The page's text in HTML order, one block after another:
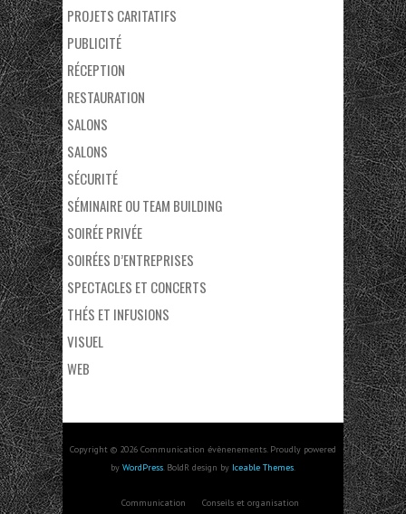
PROJETS CARITATIFS
PUBLICITÉ
RÉCEPTION
RESTAURATION
SALONS
SALONS
SÉCURITÉ
SÉMINAIRE OU TEAM BUILDING
SOIRÉE PRIVÉE
SOIRÉES D’ENTREPRISES
SPECTACLES ET CONCERTS
THÉS ET INFUSIONS
VISUEL
WEB
Copyright © 2026 Communication évènenements. Proudly powered
by WordPress. BoldR design by Iceable Themes.
Communication Conseils et organisation